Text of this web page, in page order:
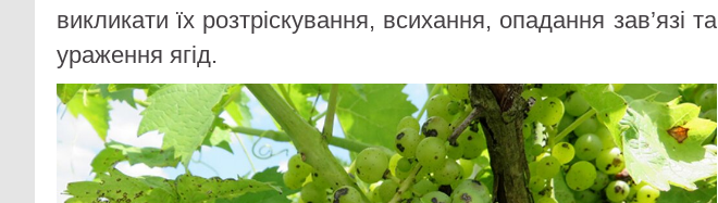
викликати їх розтріскування, всихання, опадання зав’язі та
ураження ягід.